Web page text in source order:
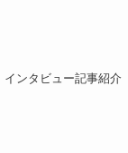
インタビュー記事紹介